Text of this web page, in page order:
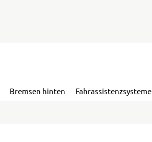
Bremsen hinten Fahrassistenzsysteme